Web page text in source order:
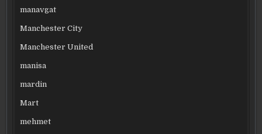
manavgat
Manchester City
Manchester United
manisa
mardin
Mart
mehmet